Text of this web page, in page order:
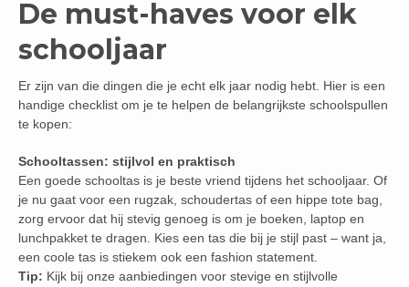
De must-haves voor elk
schooljaar
Er zijn van die dingen die je echt elk jaar nodig hebt. Hier is een
handige checklist om je te helpen de belangrijkste schoolspullen
te kopen:
Schooltassen: stijlvol en praktisch
Een goede schooltas is je beste vriend tijdens het schooljaar. Of
je nu gaat voor een rugzak, schoudertas of een hippe tote bag,
zorg ervoor dat hij stevig genoeg is om je boeken, laptop en
lunchpakket te dragen. Kies een tas die bij je stijl past – want ja,
een coole tas is stiekem ook een fashion statement.
Tip: Kijk bij onze aanbiedingen voor stevige en stijlvolle